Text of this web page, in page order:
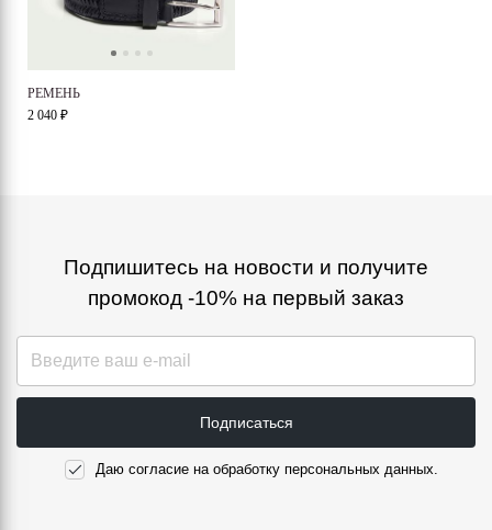
РЕМЕНЬ
2 040 ₽
Подпишитесь на новости и получите
промокод -10% на первый заказ
Подписаться
Даю согласие на обработку персональных данных.